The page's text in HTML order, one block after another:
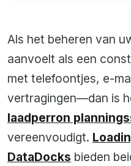
Als het beheren van
aanvoelt als een
met telefoontjes, e-
vertragingen—dan is
laadperron
vereenvoudigt.
DataDocks bieden